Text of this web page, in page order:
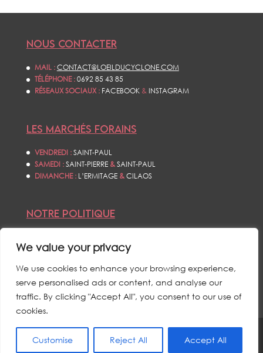
We value your privacy
We use cookies to enhance your browsing experience,
serve personalised ads or content, and analyse our
traffic. By clicking "Accept All", you consent to our use of
cookies.
Customise Reject All Accept All
NOUS CONTACTER
MAIL :CONTACT@LOEILDUCYCLONE.COM
TÉLÉPHONE :0692 85 43 85
RÉSEAUX SOCIAUX : FACEBOOK& INSTAGRAM
LES MARCHÉS FORAINS
VENDREDI :SAINT-PAUL
SAMEDI :SAINT-PIERRE&SAINT-PAUL
DIMANCHE : L’ERMITAGE &CILAOS
NOTRE POLITIQUE
POLITIQUE DE CONFIDENTIALITÉS
© L’ŒIL DU CYCLONE - TOUS DROITS RÉSERVÉS - 2021